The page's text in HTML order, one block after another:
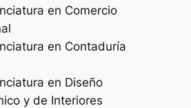
en Comercio
en Contaduría
en Diseño
y de Interiores